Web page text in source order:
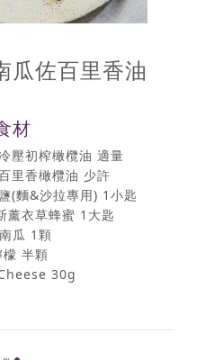
瓜佐百里香油
材
壓初榨橄欖油 適量
里香橄欖油 少許
(麵&沙拉專用) 1小匙
薰衣草蜂蜜 1大匙
瓜 1顆
檬 半顆
30g